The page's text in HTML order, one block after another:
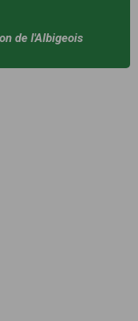
de l'Albigeois